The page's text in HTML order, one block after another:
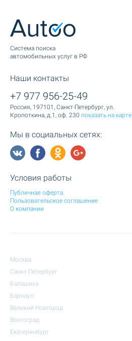
Cистема поиска
автомобильных услуг в РФ
Наши контакты
+7 977 956-25-49
Россия, 197101, Санкт-Петербург, ул.
Кропоткина, д.1, оф. 230 показать на карте
Мы в социальных сетях:
Условия работы
Публичная оферта
Пользовательское соглашение
О компании
Москва
Санкт-Петербург
Балашиха
Барнаул
Великий Новгород
Волгоград
Екатеринбург